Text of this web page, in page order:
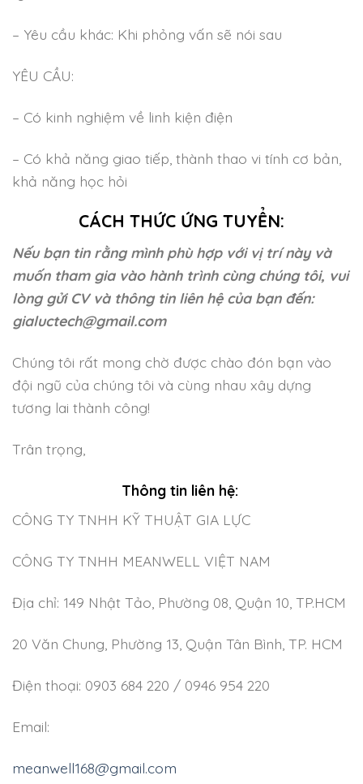
– Yêu cầu khác: Khi phỏng vấn sẽ nói sau
YÊU CẦU:
– Có kinh nghiệm về linh kiện điện
– Có khả năng giao tiếp, thành thao vi tính cơ bản,
khả năng học hỏi
CÁCH THỨC ỨNG TUYỂN:
Nếu bạn tin rằng mình phù hợp với vị trí này và
muốn tham gia vào hành trình cùng chúng tôi, vui
lòng gửi CV và thông tin liên hệ của bạn đến:
gialuctech@gmail.com
Chúng tôi rất mong chờ được chào đón bạn vào
đội ngũ của chúng tôi và cùng nhau xây dựng
tương lai thành công!
Trân trọng,
Thông tin liên hệ:
CÔNG TY TNHH KỸ THUẬT GIA LỰC
CÔNG TY TNHH MEANWELL VIỆT NAM
Địa chỉ: 149 Nhật Tảo, Phường 08, Quận 10, TP.HCM
20 Văn Chung, Phường 13, Quận Tân Bình, TP. HCM
Điện thoại: 0903 684 220 / 0946 954 220
Email:
meanwell168@gmail.com